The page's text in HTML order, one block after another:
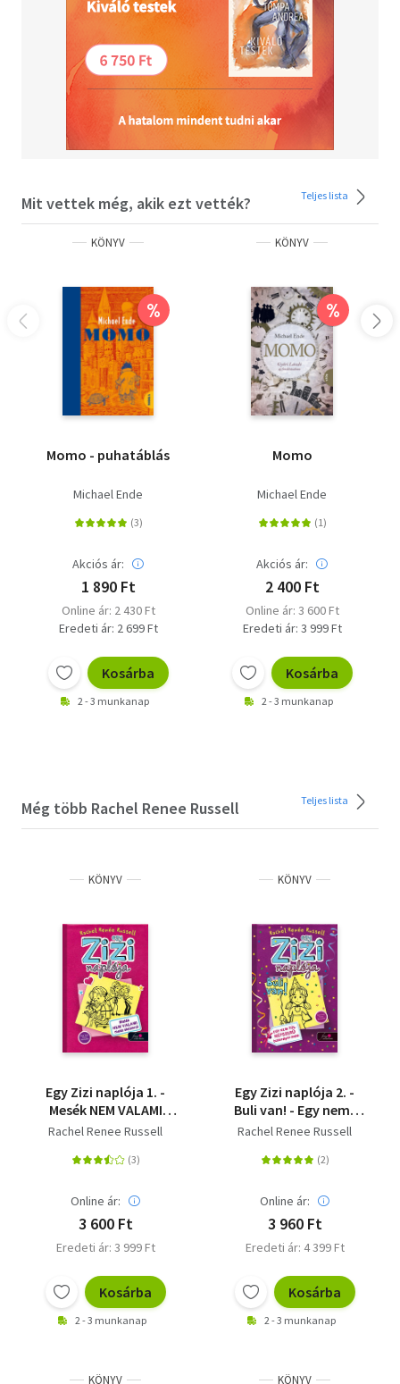
Mit vettek még, akik ezt vették? Teljes lista
KÖNYV
%
Momo - puhatáblás
Michael Ende
Akciós ár:
1 890 Ft
Online ár: 2 430 Ft
Eredeti ár: 2 699 Ft
Kosárba
2 - 3 munkanap
KÖNYV
%
Momo
Michael Ende
Akciós ár:
2 400 Ft
Online ár: 3 600 Ft
Eredeti ár: 3 999 Ft
Kosárba
2 - 3 munkanap
Még több Rachel Renee Russell Teljes lista
KÖNYV
Egy Zizi naplója 1. -
Mesék NEM VALAMI
mesés életemről
Rachel Renee Russell
Online ár:
3 600 Ft
Eredeti ár: 3 999 Ft
Kosárba
2 - 3 munkanap
KÖNYV
Egy Zizi naplója 2. -
Buli van! - Egy nem-
túl-népszerű
Rachel Renee Russell
Online ár:
3 960 Ft
Eredeti ár: 4 399 Ft
Kosárba
2 - 3 munkanap
KÖNYV KÖNYV